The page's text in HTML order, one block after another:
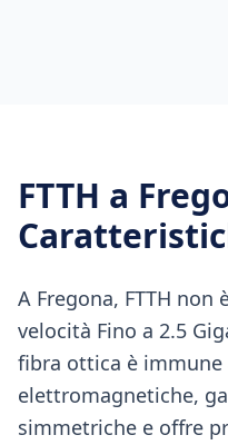
FTTH a
A Fregona, FTTH
velocità Fino a 2.5
fibra ottica è immune
elettromagnetiche,
simmetriche e offre